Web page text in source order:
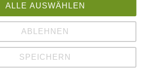
ALLE AUSWÄHLEN
ABLEHNEN
SPEICHERN